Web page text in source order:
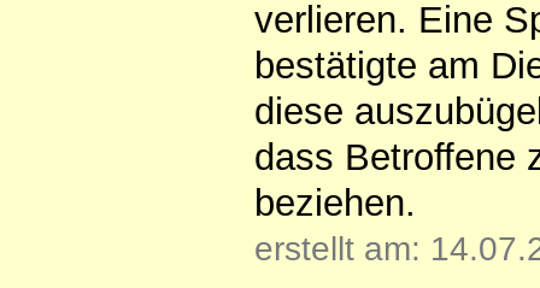
verlieren. Eine
bestätigte am
diese
dass Betroffene
beziehen.
erstellt am: